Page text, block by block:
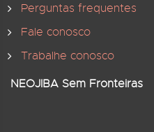
Perguntas frequentes
Fale conosco
Trabalhe conosco
NEOJIBA Sem Fronteiras